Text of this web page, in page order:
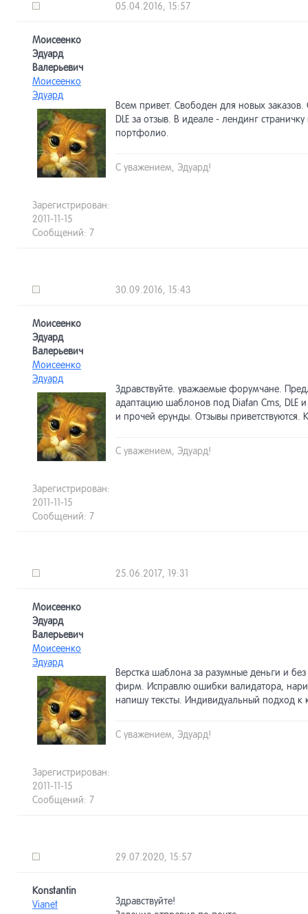
05.04.2016, 15:57
Моисеенко
Эдуард
Валерьевич
Моисеенко
Эдуард
Зарегистрирован:
2011-11-15
Сообщений: 7
Всем привет. Свободен для новых заказов.
DLE за отзыв. В идеале - лендинг
портфолио.
С уважением, Эдуард!
30.09.2016, 15:43
Моисеенко
Эдуард
Валерьевич
Моисеенко
Эдуард
Зарегистрирован:
2011-11-15
Сообщений: 7
Здравствуйте. уважаемые форумчане.
адаптацию шаблонов под Diafan Cms, DLE
и прочей ерунды. Отзывы приветствуются.
С уважением, Эдуард!
25.06.2017, 19:31
Моисеенко
Эдуард
Валерьевич
Моисеенко
Эдуард
Зарегистрирован:
2011-11-15
Сообщений: 7
Верстка шаблона за разумные деньги и без
фирм. Исправлю ошибки валидатора,
напишу тексты. Индивидуальный подход к
С уважением, Эдуард!
29.07.2020, 15:57
Konstantin
Vianet
Здравствуйте!